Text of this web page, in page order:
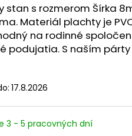
s rozmerom Šírka
Materiál plachty je
na rodinné
podujatia. S naším
17.8.2026
3 - 5 pracovných dní